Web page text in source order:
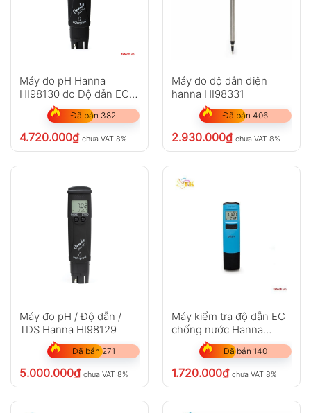
Máy đo pH Hanna
HI98130 đo Độ dẫn EC /
Đã bán 382
4.720.000₫ chưa VAT 8%
Máy đo độ dẫn điện
hanna HI98331
Đã bán 406
2.930.000₫ chưa VAT 8%
Máy đo pH / Độ dẫn /
TDS Hanna HI98129
Đã bán 271
5.000.000₫ chưa VAT 8%
Máy kiểm tra độ dẫn EC
chống nước Hanna
HI98304
Đã bán 140
1.720.000₫ chưa VAT 8%